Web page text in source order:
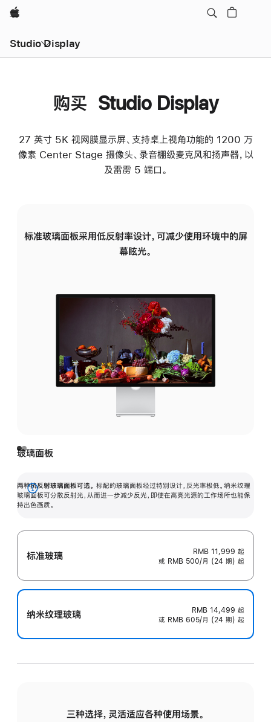
Apple
Studio Display
购买 Studio Display
27 英寸 5K 视网膜显示屏、支持桌上视角功能的 1200 万
像素 Center Stage 摄像头、录音棚级麦克风和扬声器，以
及雷雳 5 端口。
标准玻璃面板采用低反射率设计，可减少使用环境中的屏
幕眩光。
玻璃面板
两种抗反射玻璃面板可选。 标配的玻璃面板经过特别设计，反光率极低。纳米纹理
玻璃面板可分散反射光，从而进一步减少反光，即使在高亮光源的工作场所也能保
持出色画质。
展
开
标准玻璃 RMB 11,999 起
或 RMB 500/月 (24 期) 起
纳米纹理玻璃 RMB 14,499 起
或 RMB 605/月 (24 期) 起
三种选择，灵活适应各种使用场景。